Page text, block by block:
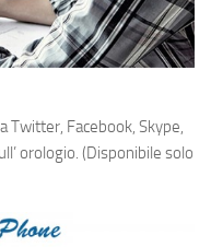
Facebook, Skype,
orologio. (Disponibile solo